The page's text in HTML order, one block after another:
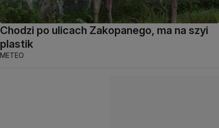
Chodzi po ulicach Zakopanego, ma na szyi
plastik
METEO